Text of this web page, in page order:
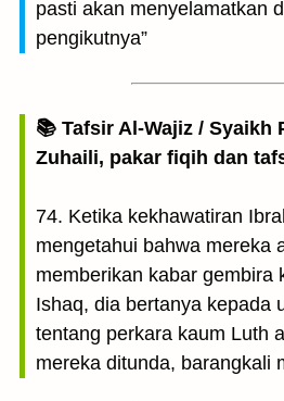
pasti akan menyelamatkan
pengikutnya”
📚 Tafsir Al-Wajiz / Syaikh
Zuhaili, pakar fiqih dan
74. Ketika kekhawatiran
mengetahui bahwa mereka
memberikan kabar gembira
Ishaq, dia bertanya kepada
tentang perkara kaum Luth
mereka ditunda, barangkali